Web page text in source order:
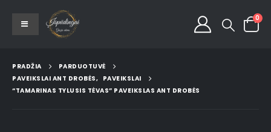
0
PRADŽIA
PARDUOTUVĖ
PAVEIKSLAI ANT DROBĖS, PAVEIKSLAI
“TAMARINAS TYLUSIS TĖVAS” PAVEIKSLAS ANT DROBĖS